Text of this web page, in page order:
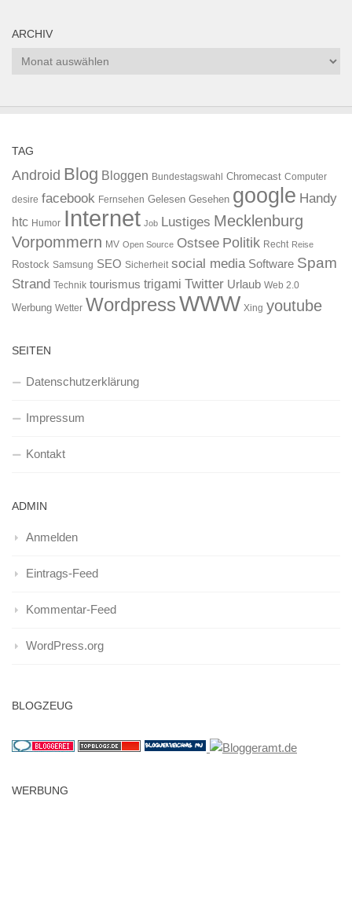
ARCHIV
Archiv
TAG
Android Blog Bloggen Bundestagswahl Chromecast Computer
desire facebook Fernsehen Gelesen Gesehen google Handy
htc Humor Internet Job Lustiges Mecklenburg
Vorpommern MV Open Source Ostsee Politik Recht Reise
Rostock Samsung SEO Sicherheit social media Software Spam
Strand Technik tourismus trigami Twitter Urlaub Web 2.0
Werbung Wetter WordpressWWW Xing youtube
SEITEN
Datenschutzerklärung
Impressum
Kontakt
ADMIN
Anmelden
Eintrags-Feed
Kommentar-Feed
WordPress.org
BLOGZEUG
WERBUNG